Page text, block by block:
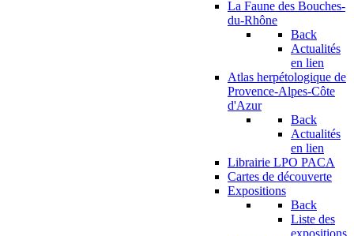
La Faune des Bouches-
du-Rhône
Back
Actualités
en lien
Atlas herpétologique de
Provence-Alpes-Côte
d'Azur
Back
Actualités
en lien
Librairie LPO PACA
Cartes de découverte
Expositions
Back
Liste des
expositions